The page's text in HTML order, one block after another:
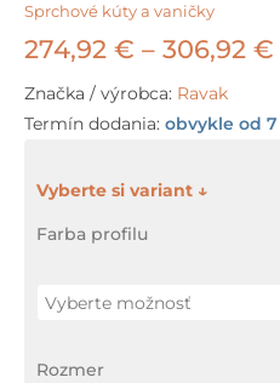
Sprchové kúty a vaničky
274,92 € – 306,92 €
Značka / výrobca: Ravak
Termín dodania: obvykle od
Farba profilu
Rozmer
množstvo
posuvné